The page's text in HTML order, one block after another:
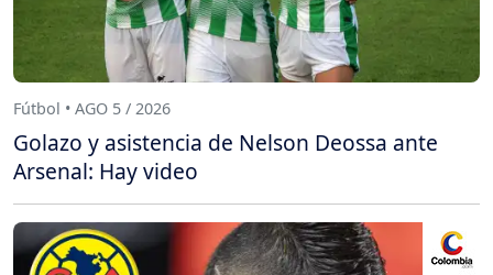
Fútbol • AGO 5 / 2026
Golazo y asistencia de Nelson Deossa ante
Arsenal: Hay video